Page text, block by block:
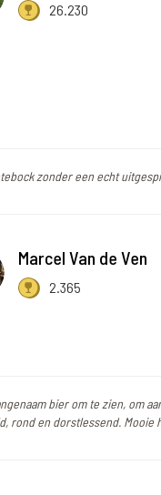
26.230
zonder een echt
Marcel Van de Ven
2.365
bier om te zien, om
rond en dorstlessend. Mooie